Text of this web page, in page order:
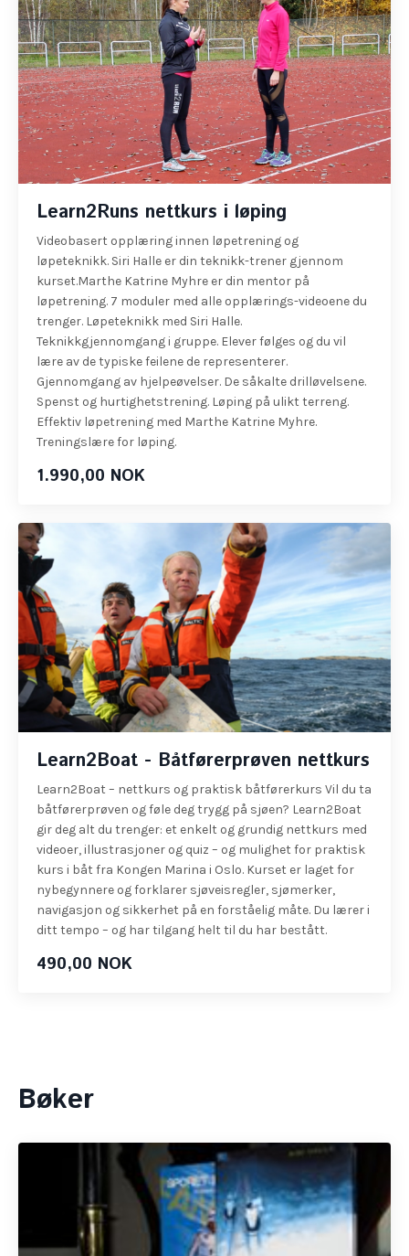
Learn2Runs nettkurs i løping
Videobasert opplæring innen løpetrening og
løpeteknikk. Siri Halle er din teknikk-trener gjennom
kurset.Marthe Katrine Myhre er din mentor på
løpetrening. 7 moduler med alle opplærings-videoene du
trenger. Løpeteknikk med Siri Halle.
Teknikkgjennomgang i gruppe. Elever følges og du vil
lære av de typiske feilene de representerer.
Gjennomgang av hjelpeøvelser. De såkalte drilløvelsene.
Spenst og hurtighetstrening. Løping på ulikt terreng.
Effektiv løpetrening med Marthe Katrine Myhre.
Treningslære for løping.
1.990,00 NOK
Learn2Boat - Båtførerprøven nettkurs
Learn2Boat – nettkurs og praktisk båtførerkurs Vil du ta
båtførerprøven og føle deg trygg på sjøen? Learn2Boat
gir deg alt du trenger: et enkelt og grundig nettkurs med
videoer, illustrasjoner og quiz – og mulighet for praktisk
kurs i båt fra Kongen Marina i Oslo. Kurset er laget for
nybegynnere og forklarer sjøveisregler, sjømerker,
navigasjon og sikkerhet på en forståelig måte. Du lærer i
ditt tempo – og har tilgang helt til du har bestått.
490,00 NOK
Bøker